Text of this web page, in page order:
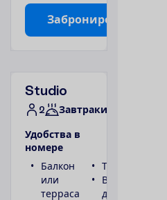
Заброниро
Studio
2 Завтраки
Удобства в
номере
Балкон
или
терраса
Туалет
Ванна или
душ